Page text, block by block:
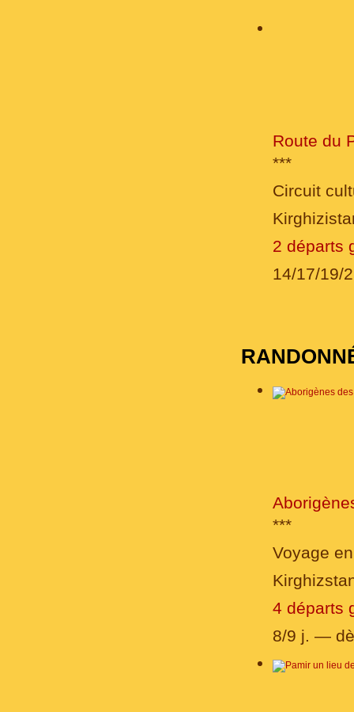
Route du
***
Circuit
2 départs
14/17/
***
Voyage
4 départs
8/9 j. —